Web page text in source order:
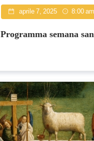
aprile 7, 2025 8:00 am
Programma semana